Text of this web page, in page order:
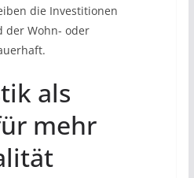
die Investitionen
der Wohn- oder
als
mehr